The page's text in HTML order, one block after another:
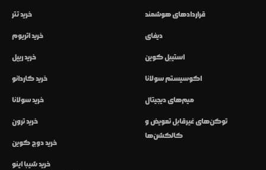
خرید تتر
خرید اتریوم
خرید ریپل
خرید کاردانو
خرید سولانا
خرید ترون
خرید دوج کوین
خرید شیبا اینو
قراردادهای هوشمند
دیفای
استیبل کوین
اکوسیستم سولانا
میم‌های دیجیتال
توکن‌های غیرقابل تعویض و
کالکشن‌ها